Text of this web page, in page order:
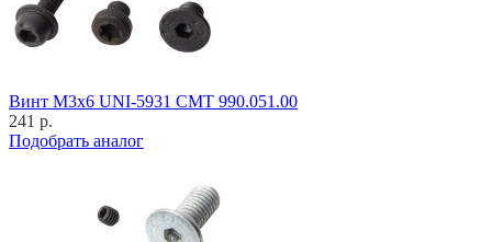
Винт M3x6 UNI-5931 CMT 990.051.00
241 р.
Подобрать аналог